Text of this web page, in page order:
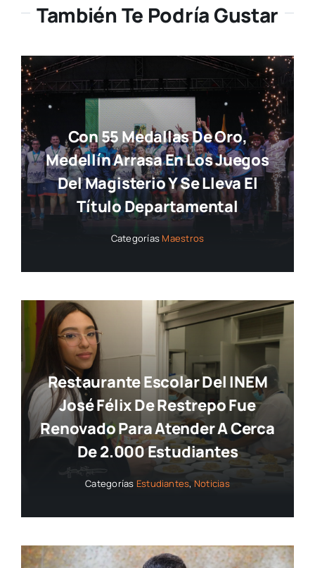
También Te Podría Gustar
Con 55 Medallas De Oro,
Medellín Arrasa En Los Juegos
Del Magisterio Y Se Lleva El
Título Departamental
Categorías Maestros
Restaurante Escolar Del INEM
José Félix De Restrepo Fue
Renovado Para Atender A Cerca
De 2.000 Estudiantes
Categorías Estudiantes, Noticias